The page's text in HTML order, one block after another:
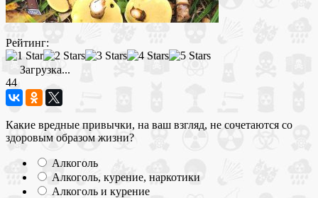
Рейтинг:
Загрузка...
44
Какие вредные привычки, на ваш взгляд, не сочетаются со
здоровым образом жизни?
Алкоголь
Алкоголь, курение, наркотики
Алкоголь и курение